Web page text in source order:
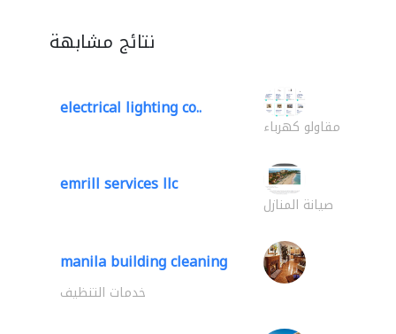
نتائج مشابهة
electrical lighting co..
مقاولو كهرباء
emrill services llc
صيانة المنازل
manila building cleaning
خدمات التنظيف